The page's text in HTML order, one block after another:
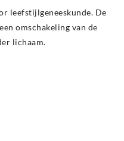
leefstijlgeneeskunde. De
omschakeling van de
lichaam.